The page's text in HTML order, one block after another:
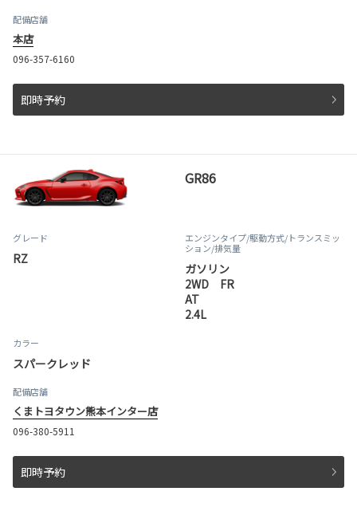
配備店舗
本店
096-357-6160
即時予約
GR86
グレード
RZ
エンジンタイプ/駆動方式/トランスミッ
ション/排気量
ガソリン
2WD FR
AT
2.4L
カラー
スパークレッド
配備店舗
くまトヨタウン熊本インター店
096-380-5911
即時予約